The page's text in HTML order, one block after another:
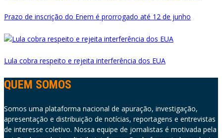
Prazo de inscrição do Enem é prorrogado até 12 de junho
Lula cobra respeito e rejeita interferência dos EUA
QUEM SOMOS
Somos uma plataforma nacional de apuração, investigação,
apresentação e distribuição de notícias, reportagens e entrevistas
de interesse coletivo. Nossa equipe de jornalistas é motivada pela